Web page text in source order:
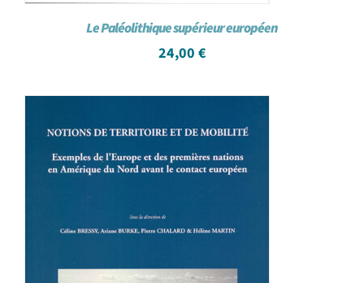
Le Paléolithique supérieur européen
24,00 €